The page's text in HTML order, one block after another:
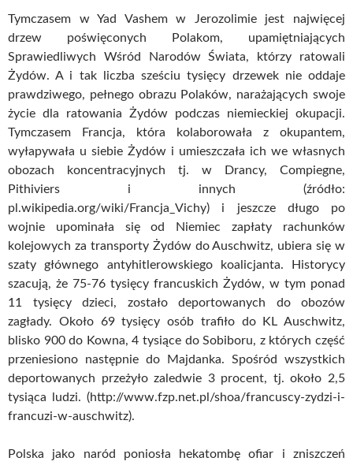
Tymczasem w Yad Vashem w Jerozolimie jest najwięcej
drzew poświęconych Polakom, upamiętniających
Sprawiedliwych Wśród Narodów Świata, którzy ratowali
Żydów. A i tak liczba sześciu tysięcy drzewek nie oddaje
prawdziwego, pełnego obrazu Polaków, narażających swoje
życie dla ratowania Żydów podczas niemieckiej okupacji.
Tymczasem Francja, która kolaborowała z okupantem,
wyłapywała u siebie Żydów i umieszczała ich we własnych
obozach koncentracyjnych tj. w Drancy, Compiegne,
Pithiviers i innych (źródło:
pl.wikipedia.org/wiki/Francja_Vichy) i jeszcze długo po
wojnie upominała się od Niemiec zapłaty rachunków
kolejowych za transporty Żydów do Auschwitz, ubiera się w
szaty głównego antyhitlerowskiego koalicjanta. Historycy
szacują, że 75-76 tysięcy francuskich Żydów, w tym ponad
11 tysięcy dzieci, zostało deportowanych do obozów
zagłady. Około 69 tysięcy osób trafiło do KL Auschwitz,
blisko 900 do Kowna, 4 tysiące do Sobiboru, z których część
przeniesiono następnie do Majdanka. Spośród wszystkich
deportowanych przeżyło zaledwie 3 procent, tj. około 2,5
tysiąca ludzi. (http://www.fzp.net.pl/shoa/francuscy-zydzi-i-
francuzi-w-auschwitz).
Polska jako naród poniosła hekatombę ofiar i zniszczeń